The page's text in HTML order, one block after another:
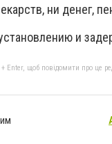
ни денег,
и
Enter, щоб повідомити про це